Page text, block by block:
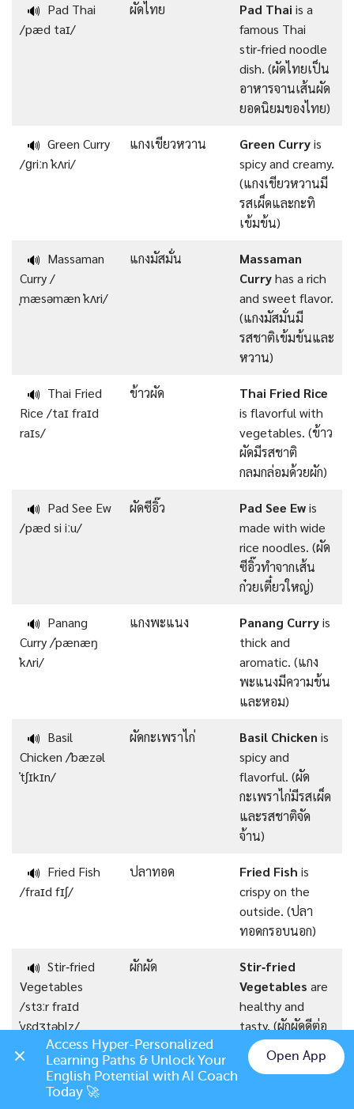
🔊 Pad Thai
/pæd taɪ/
ผัดไทย Pad Thai is a
famous Thai
stir‑fried noodle
dish. (ผัดไทยเป็น
อาหารจานเส้นผัด
ยอดนิยมของไทย)
🔊 Green Curry
/ɡriːn ˈkʌri/
แกงเขียวหวาน Green Curryis
spicy and creamy.
(แกงเขียวหวานมี
รสเผ็ดและกะทิ
เข้มข้น)
🔊 Massaman
Curry /
ˌmæsəmæn ˈkʌri/
แกงมัสมั่น
Massaman
Curryhas a rich
and sweet flavor.
(แกงมัสมั่นมี
รสชาติเข้มข้นและ
หวาน)
🔊 Thai Fried
Rice /taɪ fraɪd
raɪs/
ข้าวผัด
Thai Fried Rice
is flavorful with
vegetables. (ข้าว
ผัดมีรสชาติ
กลมกล่อมด้วยผัก)
🔊 Pad See Ew
/pæd si iːu/
ผัดซีอิ๊ว Pad See Ewis
made with wide
rice noodles. (ผัด
ซีอิ๊วทำจากเส้น
ก๋วยเตี๋ยวใหญ่)
🔊 Panang
Curry /ˈpænæŋ
ˈkʌri/
แกงพะแนง Panang Curryis
thick and
aromatic. (แกง
พะแนงมีความข้น
และหอม)
🔊 Basil
Chicken /ˈbæzəl
ˈtʃɪkɪn/
ผัดกะเพราไก่ Basil Chicken is
spicy and
flavorful. (ผัด
กะเพราไก่มีรสเผ็ด
และรสชาติจัด
จ้าน)
🔊 Fried Fish
/fraɪd fɪʃ/
ปลาทอด Fried Fish is
crispy on the
outside. (ปลา
ทอดกรอบนอก)
🔊 Stir‑fried
Vegetables
/stɜːr fraɪd
ˈvɛdʒtəblz/
ผักผัด
Stir‑fried
Vegetables are
healthy and
tasty. (ผักผัดดีต่อ
สุขภาพและอร่อย)
Grilled Pork
/ɡrɪld pɔːrk/
หมูย่าง Chat on LINE
Access Hyper-Personalized
Learning Paths & Unlock Your
English Potential with AI Coach
Today 🚀
Open App